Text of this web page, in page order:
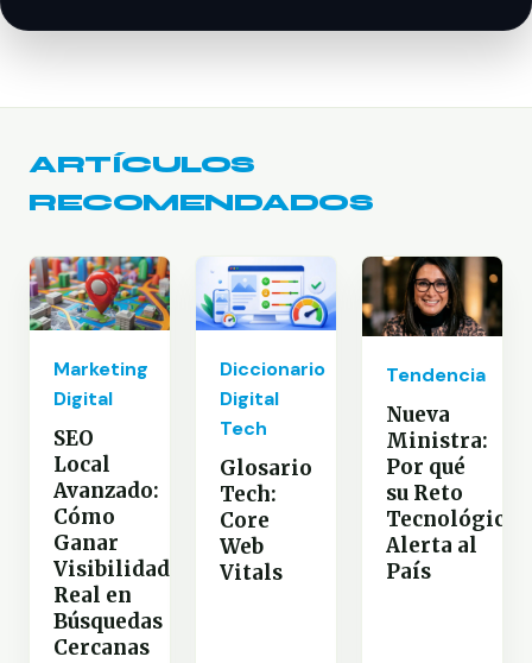
ARTÍCULOS
RECOMENDADOS
Marketing
Digital
SEO
Local
Avanzado:
Cómo
Ganar
Visibilidad
Real en
Búsquedas
Cercanas
Diccionario
Digital
Tech
Glosario
Tech:
Core
Web
Vitals
Tendencia
Nueva
Ministra:
Por qué
su Reto
Tecnológico
Alerta al
País